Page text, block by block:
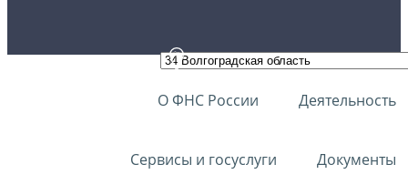
О ФНС России Деятельность
Сервисы и госуслуги Документы